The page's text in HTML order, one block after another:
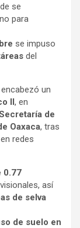
se
para
se impuso
del
un
II, en
de
Oaxaca, tras
redes
0.77
así
de selva
de suelo en